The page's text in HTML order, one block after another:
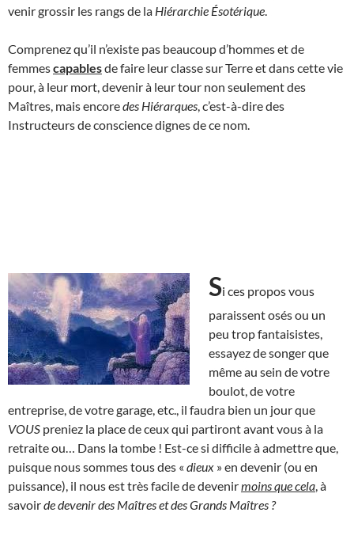
venir grossir les rangs de la Hiérarchie Ésotérique
Comprenez qu’il n’existe pas beaucoup d’hommes et de
femmescapablesde faire leur classe sur Terre et dans cette vie
pour, à leur mort, devenir à leur tour non seulement des
Maîtres, mais encoredes Hiérarques , c’est-à-dire des
Instructeurs de conscience dignes de ce nom.
Si ces propos vous
paraissent osés ou un
peu trop fantaisistes,
essayez de songer que
même au sein de votre
boulot, de votre
entreprise, de votre garage, etc., il faudra bien un jour que
VOUS preniez la place de ceux qui partiront avant vous à la
retraite ou… Dans la tombe ! Est-ce si difficile à admettre que,
puisque nous sommes tous des « dieux » en devenir (ou en
puissance), il nous est très facile de devenirmoins que cela , à
savoirde devenir des Maîtres et des Grands Maîtres ?